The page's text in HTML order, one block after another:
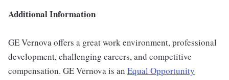
Additional Information
GE Vernova offers a great work environment, professional
development, challenging careers, and competitive
compensation. GE Vernova is an Equal Opportunity